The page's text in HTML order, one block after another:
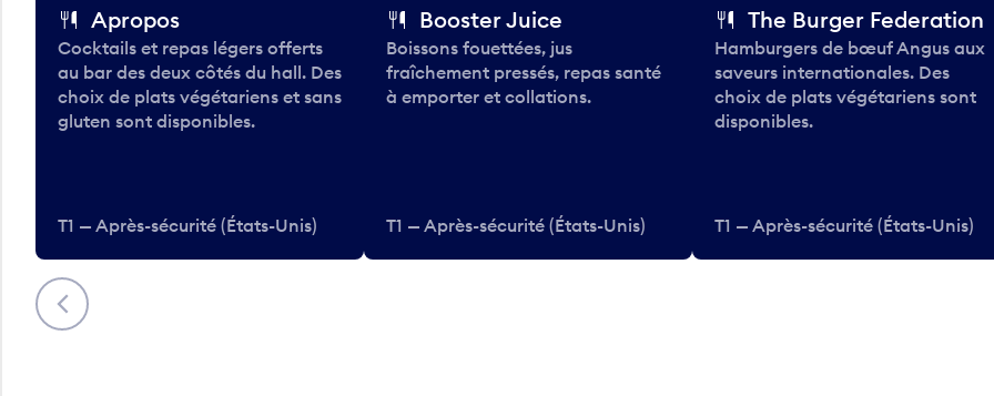
Précédent
Apropos
Cocktails et repas légers offerts
au bar des deux côtés du hall. Des
choix de plats végétariens et sans
gluten sont disponibles.
T1 — Après-sécurité (États-Unis)
Booster Juice
Boissons fouettées, jus
fraîchement pressés, repas santé
à emporter et collations.
T1 — Après-sécurité (États-Unis)
The Burger Federation
Hamburgers de bœuf Angus aux
saveurs internationales. Des
choix de plats végétariens sont
disponibles.
T1 — Après-sécurité (États-Unis)